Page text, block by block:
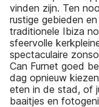
vinden zijn. Ten
rustige gebieden
traditionele Ibiza
sfeervolle
spectaculaire
Can Furnet goed
dag opnieuw
eten in de stad, of
baaitjes en